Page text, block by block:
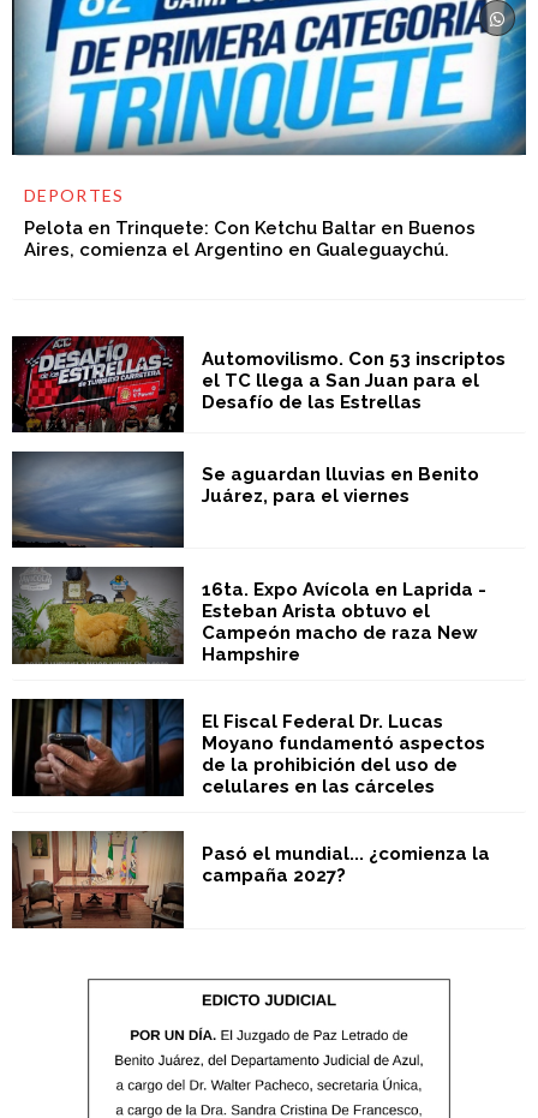
DEPORTES
Pelota en Trinquete: Con Ketchu Baltar en Buenos
Aires, comienza el Argentino en Gualeguaychú.
Automovilismo. Con 53 inscriptos
el TC llega a San Juan para el
Desafío de las Estrellas
Se aguardan lluvias en Benito
Juárez, para el viernes
16ta. Expo Avícola en Laprida -
Esteban Arista obtuvo el
Campeón macho de raza New
Hampshire
El Fiscal Federal Dr. Lucas
Moyano fundamentó aspectos
de la prohibición del uso de
celulares en las cárceles
Pasó el mundial... ¿comienza la
campaña 2027?